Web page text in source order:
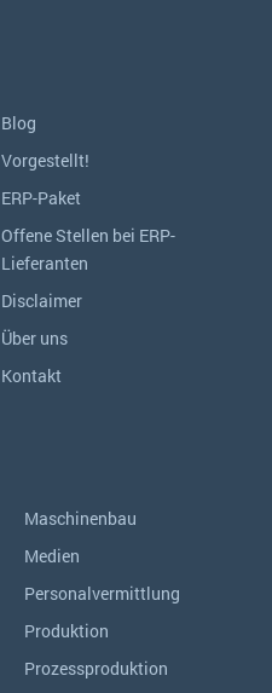
Blog
Vorgestellt!
ERP-Paket
Offene Stellen bei ERP-
Lieferanten
Disclaimer
Über uns
Kontakt
Maschinenbau
Medien
Personalvermittlung
Produktion
Prozessproduktion